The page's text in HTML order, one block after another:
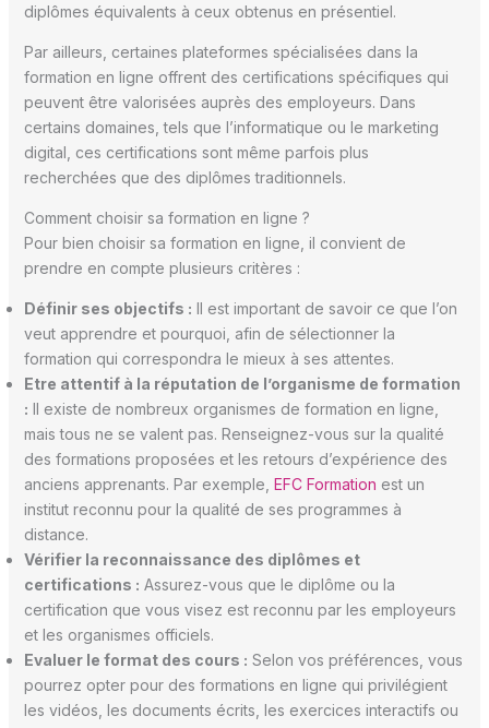
diplômes équivalents à ceux obtenus en présentiel.
Par ailleurs, certaines plateformes spécialisées dans la
formation en ligne offrent des certifications spécifiques qui
peuvent être valorisées auprès des employeurs. Dans
certains domaines, tels que l’informatique ou le marketing
digital, ces certifications sont même parfois plus
recherchées que des diplômes traditionnels.
Comment choisir sa formation en ligne ?
Pour bien choisir sa formation en ligne, il convient de
prendre en compte plusieurs critères :
Définir ses objectifs : Il est important de savoir ce que l’on
veut apprendre et pourquoi, afin de sélectionner la
formation qui correspondra le mieux à ses attentes.
Etre attentif à la réputation de l’organisme de formation
: Il existe de nombreux organismes de formation en ligne,
mais tous ne se valent pas. Renseignez-vous sur la qualité
des formations proposées et les retours d’expérience des
anciens apprenants. Par exemple, EFC Formation est un
institut reconnu pour la qualité de ses programmes à
distance.
Vérifier la reconnaissance des diplômes et
certifications : Assurez-vous que le diplôme ou la
certification que vous visez est reconnu par les employeurs
et les organismes officiels.
Evaluer le format des cours : Selon vos préférences, vous
pourrez opter pour des formations en ligne qui privilégient
les vidéos, les documents écrits, les exercices interactifs ou